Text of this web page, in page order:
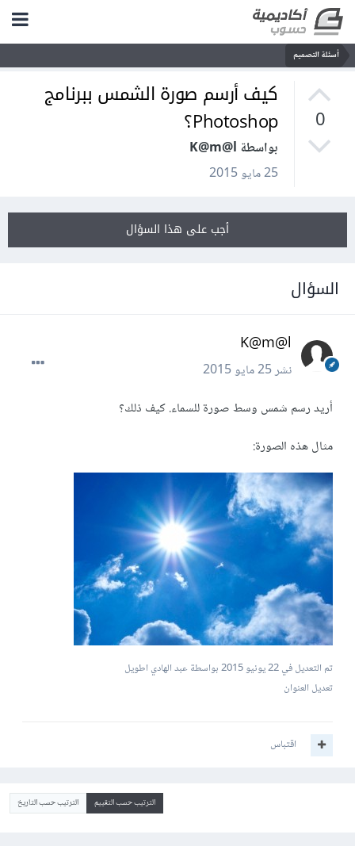
أسئلة التصميم
0
كيف أرسم صورة الشمس ببرنامج
Photoshop؟
بواسطة K@m@l
25 مايو 2015
أجب على هذا السؤال
السؤال
K@m@l
نشر25 مايو 2015
أريد رسم شمس وسط صورة للسماء. كيف ذلك؟
مثال هذه الصورة:
تم التعديل في22 يونيو 2015
بواسطة عبد الهادي اطويل
تعديل العنوان
اقتباس
الترتيب حسب التقييم الترتيب حسب التاريخ